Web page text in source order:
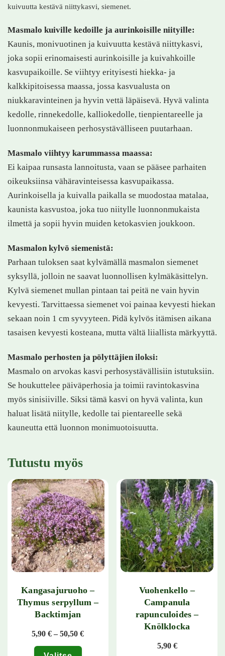
kuivuutta kestävä niittykasvi, siemenet.
Masmalo kuiville kedoille ja aurinkoisille niityille:
Kaunis, monivuotinen ja kuivuutta kestävä niittykasvi,
joka sopii erinomaisesti aurinkoisille ja kuivahkoille
kasvupaikoille. Se viihtyy erityisesti hiekka- ja
kalkkipitoisessa maassa, jossa kasvualusta on
niukkaravinteinen ja hyvin vettä läpäisevä. Hyvä valinta
kedolle, rinnekedolle, kalliokedolle, tienpientareelle ja
luonnonmukaiseen perhosystävälliseen puutarhaan.
Masmalo viihtyy karummassa maassa:
Ei kaipaa runsasta lannoitusta, vaan se pääsee parhaiten
oikeuksiinsa vähäravinteisessa kasvupaikassa.
Aurinkoisella ja kuivalla paikalla se muodostaa matalaa,
kaunista kasvustoa, joka tuo niitylle luonnonmukaista
ilmettä ja sopii hyvin muiden ketokasvien joukkoon.
Masmalon kylvö siemenistä:
Parhaan tuloksen saat kylvämällä masmalon siemenet
syksyllä, jolloin ne saavat luonnollisen kylmäkäsittelyn.
Kylvä siemenet mullan pintaan tai peitä ne vain hyvin
kevyesti. Tarvittaessa siemenet voi painaa kevyesti hiekan
sekaan noin 1 cm syvyyteen. Pidä kylvös itämisen aikana
tasaisen kevyesti kosteana, mutta vältä liiallista märkyyttä.
Masmalo perhosten ja pölyttäjien iloksi:
Masmalo on arvokas kasvi perhosystävällisiin istutuksiin.
Se houkuttelee päiväperhosia ja toimii ravintokasvina
myös sinisiiville. Siksi tämä kasvi on hyvä valinta, kun
haluat lisätä niitylle, kedolle tai pientareelle sekä
kauneutta että luonnon monimuotoisuutta.
Tutustu myös
Kangasajuruoho –
Thymus serpyllum –
Backtimjan
5,90€ – 50,50€Hintaluokka: 5,90 € - 50,50 €
Vuohenkello –
Campanula
rapunculoides –
Knölklocka
5,90 €